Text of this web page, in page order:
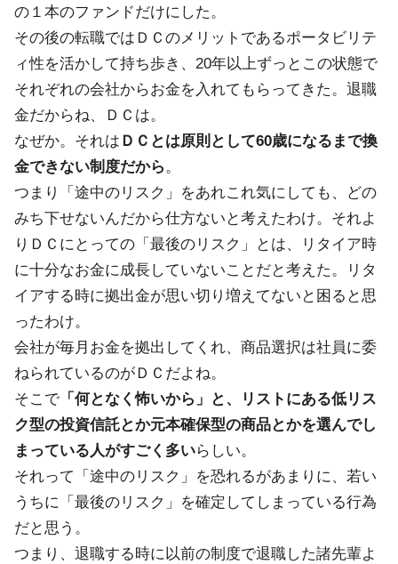
の１本のファンドだけにした。
その後の転職ではＤＣのメリットであるポータビリテ
ィ性を活かして持ち歩き、20年以上ずっとこの状態で
それぞれの会社からお金を入れてもらってきた。退職
金だからね、ＤＣは。
なぜか。それは ＤＣとは原則として60歳になるまで換
金できない制度だから。
つまり「途中のリスク」をあれこれ気にしても、どの
みち下せないんだから仕方ないと考えたわけ。それよ
りＤＣにとっての「最後のリスク」とは、リタイア時
に十分なお金に成長していないことだと考えた。リタ
イアする時に拠出金が思い切り増えてないと困ると思
ったわけ。
会社が毎月お金を拠出してくれ、商品選択は社員に委
ねられているのがＤＣだよね。
そこで 「何となく怖いから」と、リストにある低リス
ク型の投資信託とか元本確保型の商品とかを選んでし
まっている人がすごく多いらしい。
それって「途中のリスク」を恐れるがあまりに、若い
うちに「最後のリスク」を確定してしまっている行為
だと思う。
つまり、退職する時に以前の制度で退職した諸先輩よ